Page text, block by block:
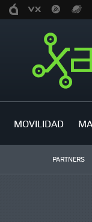
MOVILIDAD
PARTNERS